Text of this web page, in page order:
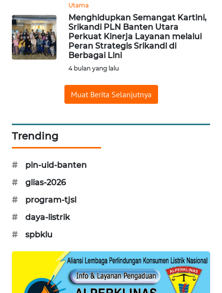
Utama
Menghidupkan Semangat Kartini,
Srikandi PLN Banten Utara
Perkuat Kinerja Layanan melalui
Peran Strategis Srikandi di
Berbagai Lini
4 bulan yang lalu
Muat Berita Selanjutnya
Trending
#
pln-uid-banten
#
giias-2026
#
program-tjsl
#
daya-listrik
#
spbklu
WAHANANEWS
CO ID
WAHANANEWS
UMKM
WAHANA
WAHANA
PERSONA
WAHANA
OTOMOTIF
WAHANA
HEALTH